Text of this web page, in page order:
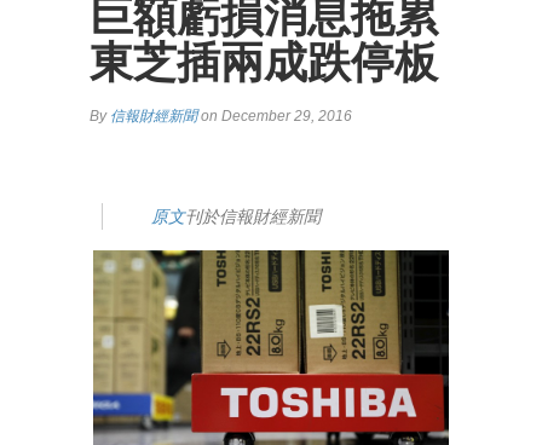
巨額虧損消息拖累
東芝插兩成跌停板
By 信報財經新聞on December 29, 2016
原文刊於信報財經新聞